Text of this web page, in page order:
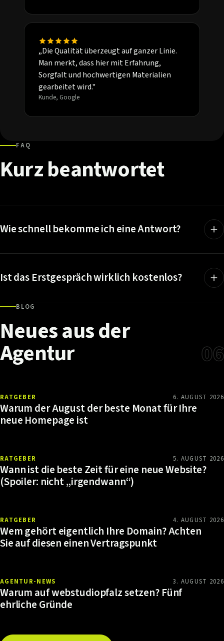
„Die Qualität überzeugt auf ganzer Linie.
Man merkt, dass hier mit Erfahrung,
Sorgfalt und hochwertigen Materialien
gearbeitet wird."
Kunde, Google
FAQ
Kurzbeantwortet
Wie schnell bekomme ich eine Antwort?
Ist das Erstgespräch wirklich kostenlos?
BLOG
Neuesausder
Agentur 06
RATGEBER 6. AUGUST 2026
Warum der August der beste Monat für Ihre
neue Homepage ist
RATGEBER 5. AUGUST 2026
Wann ist die beste Zeit für eine neue Website?
(Spoiler: nicht „irgendwann“)
RATGEBER 4. AUGUST 2026
Wem gehört eigentlich Ihre Domain? Achten
Sie auf diesen einen Vertragspunkt
AGENTUR-NEWS 3. AUGUST 2026
Warum auf webstudiopfalz setzen? Fünf
ehrliche Gründe